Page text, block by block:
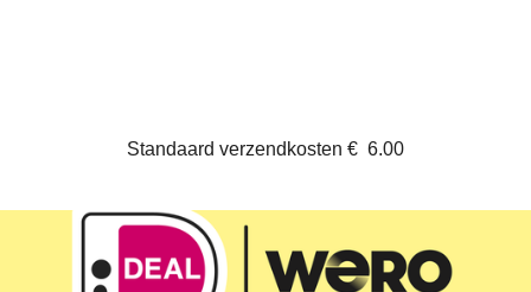
Standaard verzendkosten € 6.00